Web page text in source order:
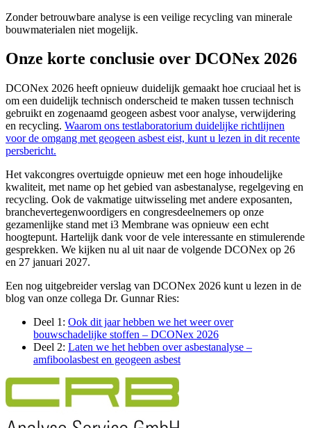
Zonder betrouwbare analyse is een veilige recycling van minerale
bouwmaterialen niet mogelijk.
Onze korte conclusie over DCONex 2026
DCONex 2026 heeft opnieuw duidelijk gemaakt hoe cruciaal het is
om een duidelijk technisch onderscheid te maken tussen technisch
gebruikt en zogenaamd geogeen asbest voor analyse, verwijdering
en recycling. Waarom ons testlaboratorium duidelijke richtlijnen
voor de omgang met geogeen asbest eist, kunt u lezen in dit recente
persbericht.
Het vakcongres overtuigde opnieuw met een hoge inhoudelijke
kwaliteit, met name op het gebied van asbestanalyse, regelgeving en
recycling. Ook de vakmatige uitwisseling met andere exposanten,
branchevertegenwoordigers en congresdeelnemers op onze
gezamenlijke stand met i3 Membrane was opnieuw een echt
hoogtepunt. Hartelijk dank voor de vele interessante en stimulerende
gesprekken. We kijken nu al uit naar de volgende DCONex op 26
en 27 januari 2027.
Een nog uitgebreider verslag van DCONex 2026 kunt u lezen in de
blog van onze collega Dr. Gunnar Ries:
Deel 1: Ook dit jaar hebben we het weer over
bouwschadelijke stoffen – DCONex 2026
Deel 2: Laten we het hebben over asbestanalyse –
amfiboolasbest en geogeen asbest